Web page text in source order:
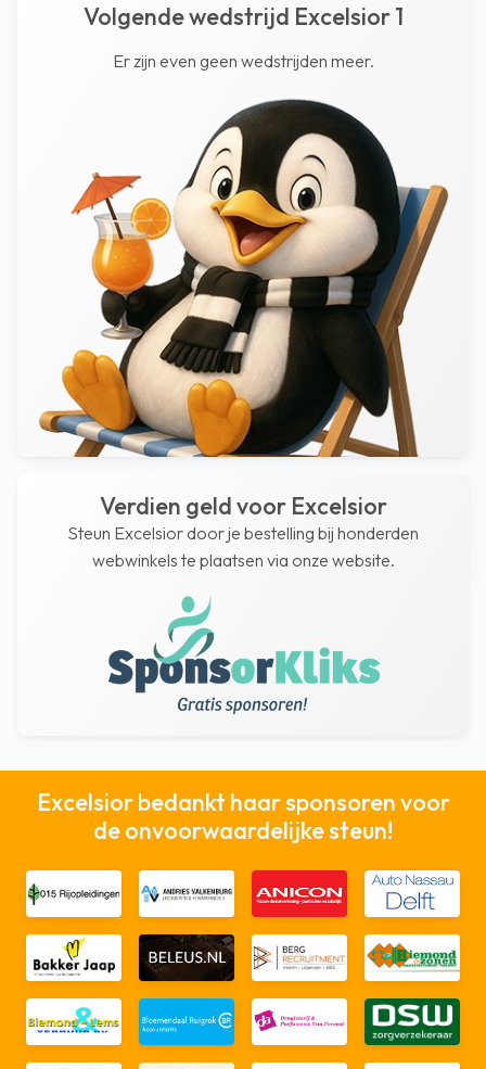
Volgende wedstrijd Excelsior 1
Er zijn even geen wedstrijden meer.
Verdien geld voor Excelsior
Steun Excelsior door je bestelling bij honderden
webwinkels te plaatsen via onze website.
Excelsior bedankt haar sponsoren voor
de onvoorwaardelijke steun!